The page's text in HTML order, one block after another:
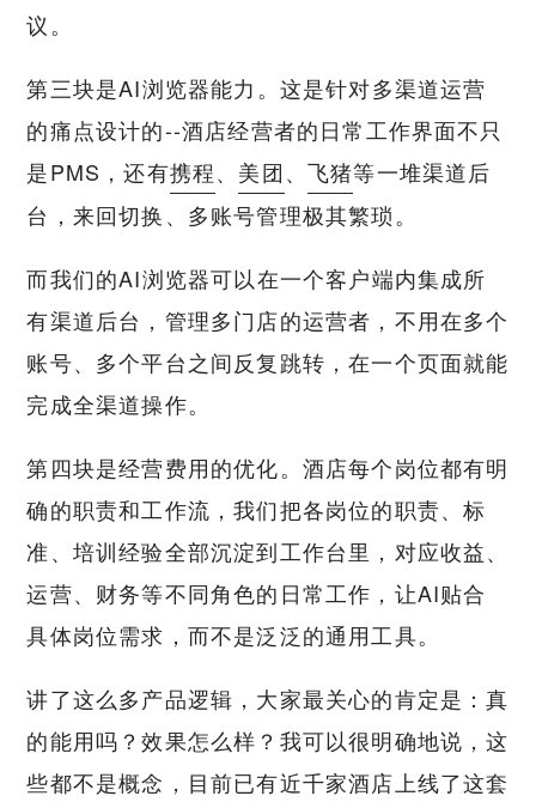
议。
第三块是AI浏览器能力。这是针对多渠道运营
的痛点设计的--酒店经营者的日常工作界面不只
是PMS，还有携程、 美团、 飞猪等一堆渠道后
台，来回切换、多账号管理极其繁琐。
而我们的AI浏览器可以在一个客户端内集成所
有渠道后台，管理多门店的运营者，不用在多个
账号、多个平台之间反复跳转，在一个页面就能
完成全渠道操作。
第四块是经营费用的优化。酒店每个岗位都有明
确的职责和工作流，我们把各岗位的职责、标
准、培训经验全部沉淀到工作台里，对应收益、
运营、财务等不同角色的日常工作，让AI贴合
具体岗位需求，而不是泛泛的通用工具。
讲了这么多产品逻辑，大家最关心的肯定是：真
的能用吗？效果怎么样？我可以很明确地说，这
些都不是概念，目前已有近千家酒店上线了这套